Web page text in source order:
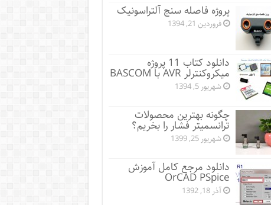
پروژه فاصله سنج آلتراسونیک
فروردین 21, 1394
دانلود کتاب 11 پروژه
میکروکنترلر AVR با BASCOM
شهریور 5, 1394
چگونه بهترین محصولات
ترانسمیتر فشار را بخریم؟
شهریور 25, 1399
دانلود مرجع کامل آموزش
OrCAD PSpice
آذر 18, 1392